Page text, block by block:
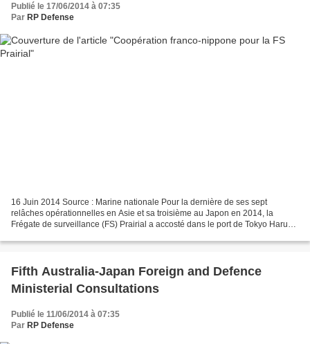
Publié le 17/06/2014 à 07:35
Par RP Defense
16 Juin 2014 Source : Marine nationale Pour la dernière de ses sept
relâches opérationnelles en Asie et sa troisième au Japon en 2014, la
Frégate de surveillance (FS) Prairial a accosté dans le port de Tokyo Harumi,
Fifth Australia-Japan Foreign and Defence
Ministerial Consultations
Publié le 11/06/2014 à 07:35
Par RP Defense